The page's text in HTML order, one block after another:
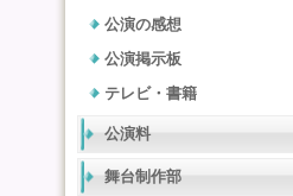
公演の感想
公演掲示板
テレビ・書籍
公演料
舞台制作部